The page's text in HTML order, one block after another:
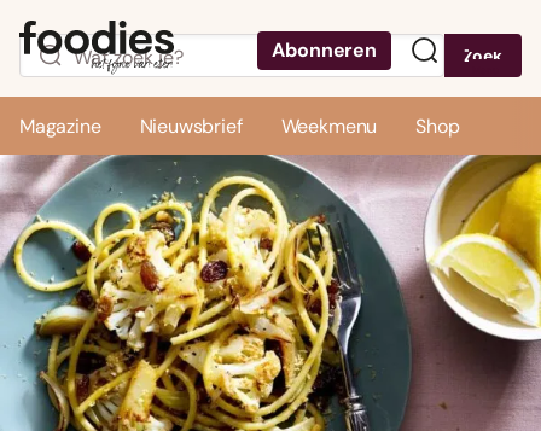
Abonneren Zoek
Magazine Nieuwsbrief Weekmenu Shop